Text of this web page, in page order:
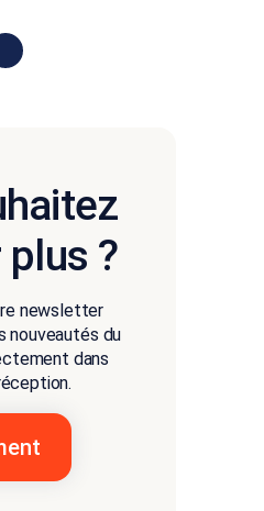
?
newsletter
nouveautés du
dans